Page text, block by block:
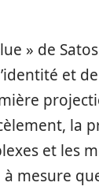
» de
et
la
et les
mesure